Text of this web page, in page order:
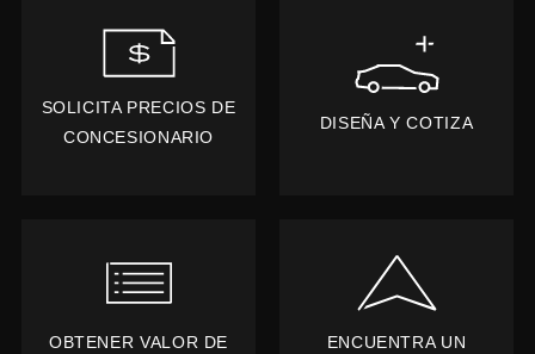
SOLICITA PRECIOS DE
CONCESIONARIO
DISEÑA Y COTIZA
OBTENER VALOR DE
ENCUENTRA UN